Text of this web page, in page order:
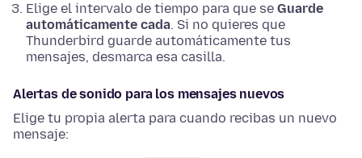
Elige el intervalo de tiempo para que se Guarde
automáticamente cada. Si no quieres que
Thunderbird guarde automáticamente tus
mensajes, desmarca esa casilla.
Alertas de sonido para los mensajes nuevos
Elige tu propia alerta para cuando recibas un nuevo
mensaje: